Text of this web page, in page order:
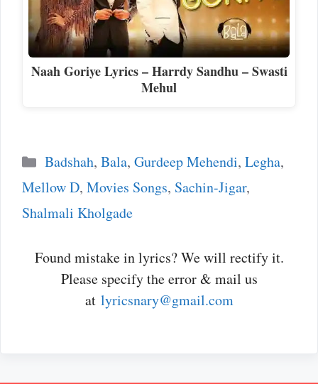
Naah Goriye Lyrics – Harrdy Sandhu – Swasti
Mehul
Categories
Badshah, Bala, Gurdeep Mehendi, Legha,
Mellow D, Movies Songs, Sachin-Jigar,
Shalmali Kholgade
Found mistake in lyrics? We will rectify it.
Please specify the error & mail us
at lyricsnary@gmail.com